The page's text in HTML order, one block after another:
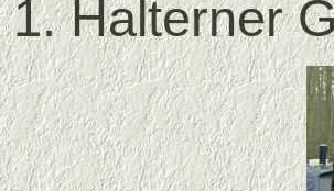
1. Halterner